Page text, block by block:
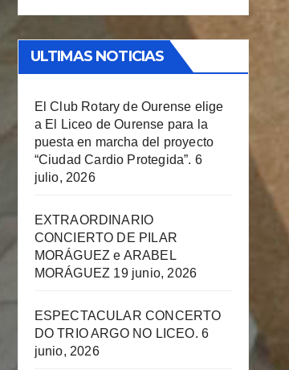
ULTIMAS NOTICIAS
El Club Rotary de Ourense elige
a El Liceo de Ourense para la
puesta en marcha del proyecto
“Ciudad Cardio Protegida”. 6
julio, 2026
EXTRAORDINARIO
CONCIERTO DE PILAR
MORÁGUEZ e ARABEL
MORÁGUEZ 19 junio, 2026
ESPECTACULAR CONCERTO
DO TRIO ARGO NO LICEO. 6
junio, 2026